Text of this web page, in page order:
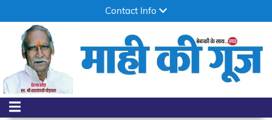
Contact Info